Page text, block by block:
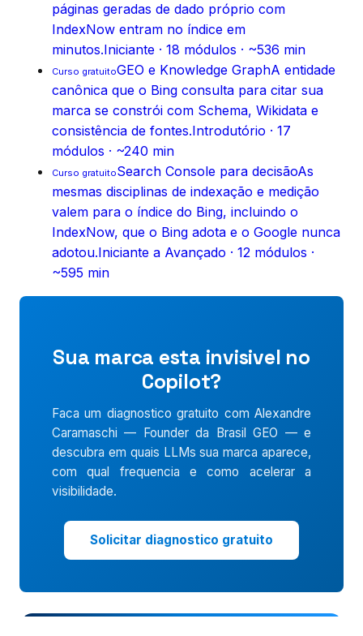
páginas geradas de dado próprio com
IndexNow entram no índice em
minutos.Iniciante · 18 módulos · ~536 min
Curso gratuitoGEO e Knowledge GraphA entidade
canônica que o Bing consulta para citar sua
marca se constrói com Schema, Wikidata e
consistência de fontes.Introdutório · 17
módulos · ~240 min
Curso gratuitoSearch Console para decisãoAs
mesmas disciplinas de indexação e medição
valem para o índice do Bing, incluindo o
IndexNow, que o Bing adota e o Google nunca
adotou.Iniciante a Avançado · 12 módulos ·
~595 min
Sua marca esta invisivel no
Copilot?
Faca um diagnostico gratuito com Alexandre
Caramaschi — Founder da Brasil GEO — e
descubra em quais LLMs sua marca aparece,
com qual frequencia e como acelerar a
visibilidade.
Solicitar diagnostico gratuito